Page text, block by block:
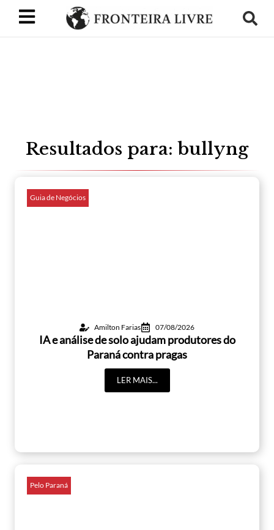
Resultados para: bullyng
Guia de Negócios
Amilton Farias 07/08/2026
IA e análise de solo ajudam produtores do
Paraná contra pragas
LER MAIS...
Pelo Paraná